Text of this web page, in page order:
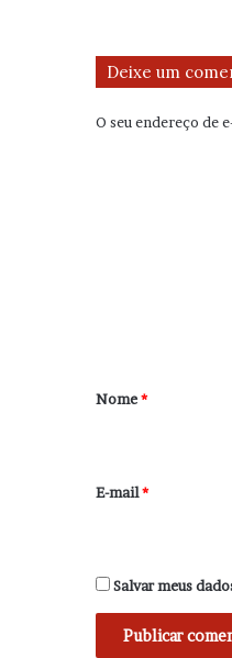
Deixe um
O seu endereço de
r
*
Nome*
E-mail*
Salvar meus